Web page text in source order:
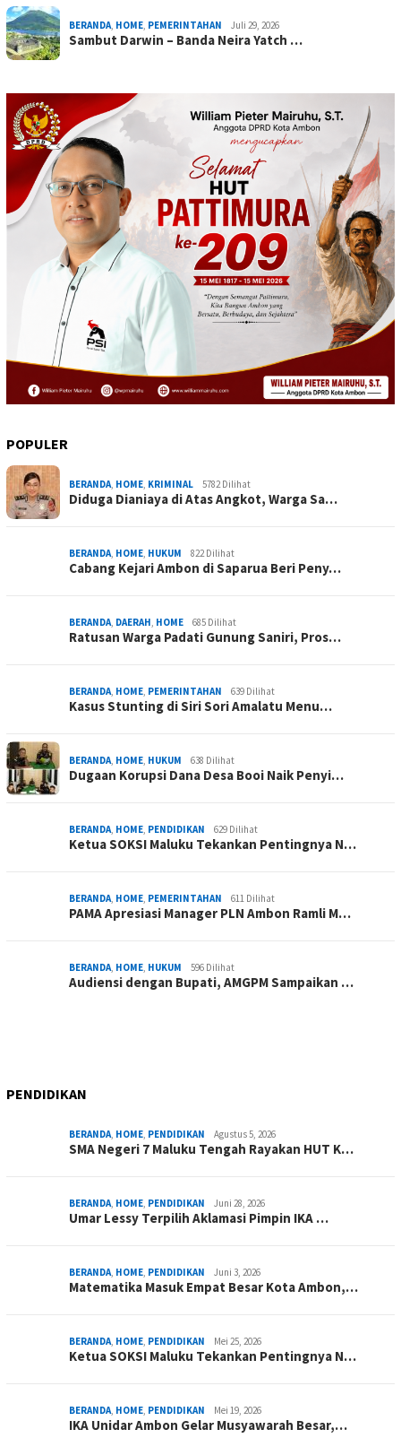
BERANDA HOME PEMERINTAHAN Juli 29, 2026
Sambut Darwin – Banda Neira Yatch …
POPULER
BERANDA, HOME, KRIMINAL 5782 Dilihat
Diduga Dianiaya di Atas Angkot, Warga Sa…
BERANDA, HOME, HUKUM 822 Dilihat
Cabang Kejari Ambon di Saparua Beri Peny…
BERANDA, DAERAH, HOME 685 Dilihat
Ratusan Warga Padati Gunung Saniri, Pros…
BERANDA, HOME, PEMERINTAHAN 639 Dilihat
Kasus Stunting di Siri Sori Amalatu Menu…
BERANDA, HOME, HUKUM 638 Dilihat
Dugaan Korupsi Dana Desa Booi Naik Penyi…
BERANDA, HOME, PENDIDIKAN 629 Dilihat
Ketua SOKSI Maluku Tekankan Pentingnya N…
BERANDA, HOME, PEMERINTAHAN 611 Dilihat
PAMA Apresiasi Manager PLN Ambon Ramli M…
BERANDA, HOME, HUKUM 596 Dilihat
Audiensi dengan Bupati, AMGPM Sampaikan …
PENDIDIKAN
BERANDA, HOME, PENDIDIKAN Agustus 5, 2026
SMA Negeri 7 Maluku Tengah Rayakan HUT K…
BERANDA, HOME, PENDIDIKAN Juni 28, 2026
Umar Lessy Terpilih Aklamasi Pimpin IKA …
BERANDA, HOME, PENDIDIKAN Juni 3, 2026
Matematika Masuk Empat Besar Kota Ambon,…
BERANDA, HOME, PENDIDIKAN Mei 25, 2026
Ketua SOKSI Maluku Tekankan Pentingnya N…
BERANDA, HOME, PENDIDIKAN Mei 19, 2026
IKA Unidar Ambon Gelar Musyawarah Besar,…